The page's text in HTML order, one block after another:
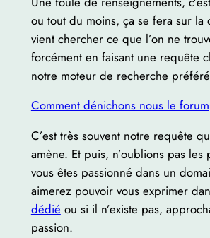
ou tout du moins, ça se fera sur la
vient chercher ce que l’on ne
forcément en faisant une requête
notre moteur de recherche
Comment dénichons nous le forum
C’est très souvent notre requête
amène. Et puis, n’oublions pas les
vous êtes passionné dans un
aimerez pouvoir vous exprimer
dédié ou si il n’existe pas,
passion.